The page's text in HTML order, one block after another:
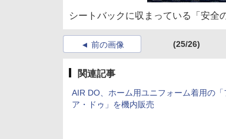
シートバックに収まっている「安全
前の画像 (25/26)
関連記事
AIR DO、ホーム用ユニフォーム着用の
ア・ドゥ」を機内販売